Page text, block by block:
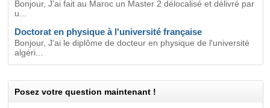
Bonjour, J'ai fait au Maroc un Master 2 délocalisé et délivré par
u...
Doctorat en physique à l'université française
Bonjour, J'ai le diplôme de docteur en physique de l'université
algéri...
Posez votre question maintenant !